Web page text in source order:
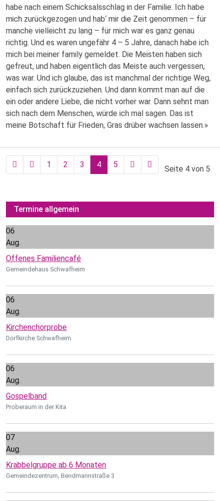
habe nach einem Schicksalsschlag in der Familie. Ich habe
mich zurückgezogen und hab‘ mir die Zeit genommen – für
manche vielleicht zu lang – für mich war es ganz genau
richtig. Und es waren ungefähr 4 – 5 Jahre, danach habe ich
mich bei meiner family gemeldet. Die Meisten haben sich
gefreut, und haben eigentlich das Meiste auch vergessen,
was war. Und ich glaube, das ist manchmal der richtige Weg,
einfach sich zurückzuziehen. Und dann kommt man auf die
ein oder andere Liebe, die nicht vorher war. Dann sehnt man
sich nach dem Menschen, würde ich mal sagen. Das ist
meine Botschaft für Frieden, Gras drüber wachsen lassen.»
Seite 4 von 5
1 2 3 4 5
Termine allgemein
06
Aug.
Offenes Familiencafé
Gemeindehaus Schwafheim
06
Aug.
Kirchenchorprobe
Dorfkirche Schwafheim
06
Aug.
Gospelband
Proberaum in der Kita
07
Aug.
Krabbelgruppe ab 6 Monaten
Gemeindezentrum, Bendmannstraße 3